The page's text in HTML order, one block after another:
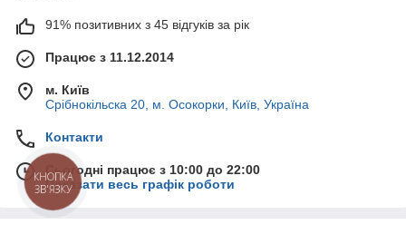
91% позитивних з 45 відгуків за рік
Працює з 11.12.2014
м. Київ
Срібнокільска 20, м. Осокорки, Київ, Україна
Контакти
Сьогодні працює з 10:00 до 22:00
Показати весь графік роботи
КНОПКА
ЗВ'ЯЗКУ